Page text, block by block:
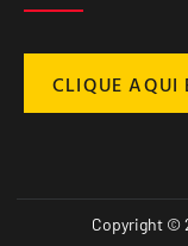
CLIQUE AQUI
Copyright ©